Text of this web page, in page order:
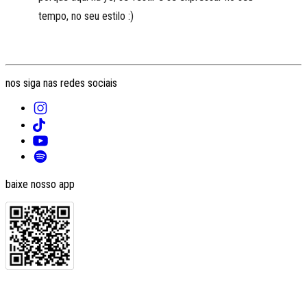
tempo, no seu estilo :)
nos siga nas redes sociais
baixe nosso app